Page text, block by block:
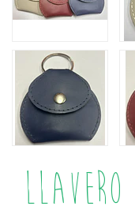
Llavero